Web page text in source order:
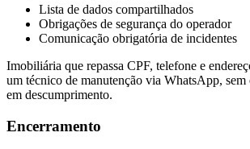
Lista de dados compartilhados
Obrigações de segurança do operador
Comunicação obrigatória de incidentes
Imobiliária que repassa CPF, telefone e
um técnico de manutenção via WhatsApp, sem
em descumprimento.
Encerramento